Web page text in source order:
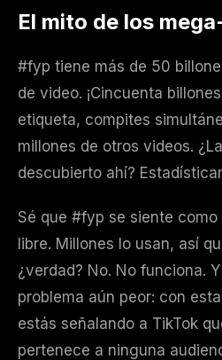
El mito de los
#fyp tiene más de 50
de video. ¡Cincuenta
etiqueta, compites
millones de otros videos.
descubierto ahí?
Sé que #fyp se siente
libre. Millones lo usan, así
¿verdad? No. No funciona.
problema aún peor: con
estás señalando a TikTok
pertenece a ninguna